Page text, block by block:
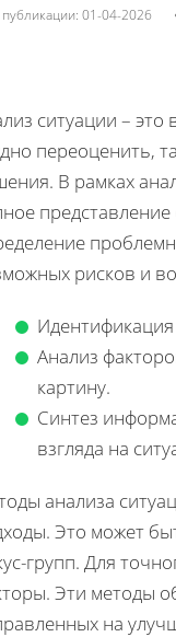
публикации: 01-04-2026
ситуации –
переоценить,
В рамках
рисков и
Анализ
картину.
Синтез
взгляда на
анализа
Это может
групп. Для
Эти методы
на